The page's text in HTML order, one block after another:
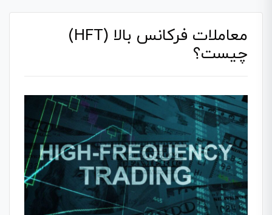
معاملات فرکانس بالا (HFT)
چیست؟